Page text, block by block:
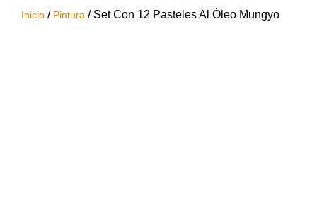
Inicio / Pintura / Set Con 12 Pasteles Al Óleo Mungyo